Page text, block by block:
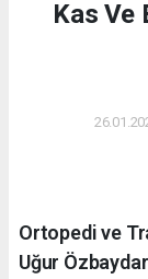
Kas Ve
Ortopedi ve
Uğur